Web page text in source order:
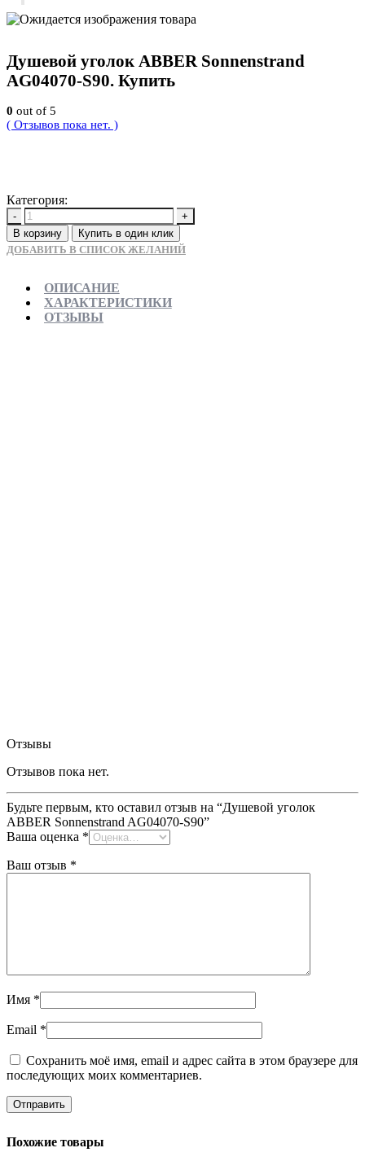
Душевой уголок ABBER Sonnenstrand
AG04070-S90. Купить
0 out of 5
( Отзывов пока нет. )
Категория:
-
+
В корзину
Купить в один клик
ДОБАВИТЬ В СПИСОК ЖЕЛАНИЙ
ОПИСАНИЕ
ХАРАКТЕРИСТИКИ
ОТЗЫВЫ
Отзывы
Отзывов пока нет.
Будьте первым, кто оставил отзыв на “Душевой уголок
ABBER Sonnenstrand AG04070-S90”
Ваша оценка *
Ваш отзыв *
Имя *
Email *
Сохранить моё имя, email и адрес сайта в этом браузере для
последующих моих комментариев.
Похожие товары